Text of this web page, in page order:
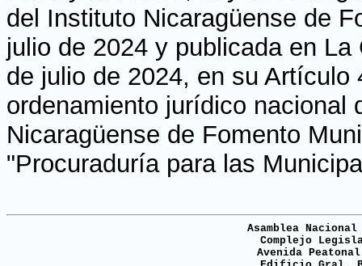
del Instituto Nicaragüense de
julio de 2024 y publicada en
de julio de 2024, en su
ordenamiento jurídico nacional
Nicaragüense de Fomento
"Procuraduría para las
Asamblea
Complejo
Avenida